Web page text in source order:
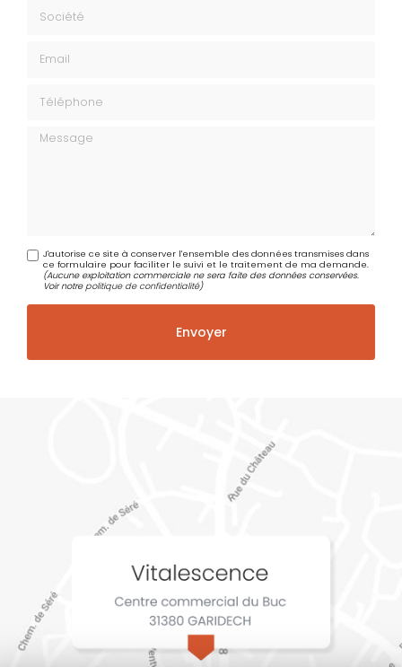
Message
J'autorise ce site à conserver l'ensemble des données transmises dans
ce formulaire pour faciliter le suivi et le traitement de ma demande.
(Aucune exploitation commerciale ne sera faite des données conservées.
Voir notrepolitique de confidentialité)